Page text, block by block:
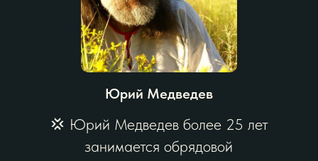
Юрий Медведев
💢 Юрий Медведев более 25 лет
занимается обрядовой